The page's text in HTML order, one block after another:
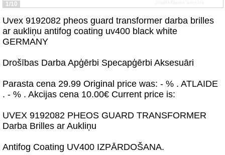
1/10
Uvex 9192082 pheos guard transformer darba brilles
ar aukliņu antifog coating uv400 black white
GERMANY
Drošības Darba Apģērbi Specapģērbi Aksesuāri
Parasta cena 29.99 Original price was: - % . ATLAIDE
. - % . Akcijas cena 10.00€ Current price is:
UVEX 9192082 PHEOS GUARD TRANSFORMER
Darba Brilles ar Aukliņu
Antifog Coating UV400 IZPĀRDOŠANA.